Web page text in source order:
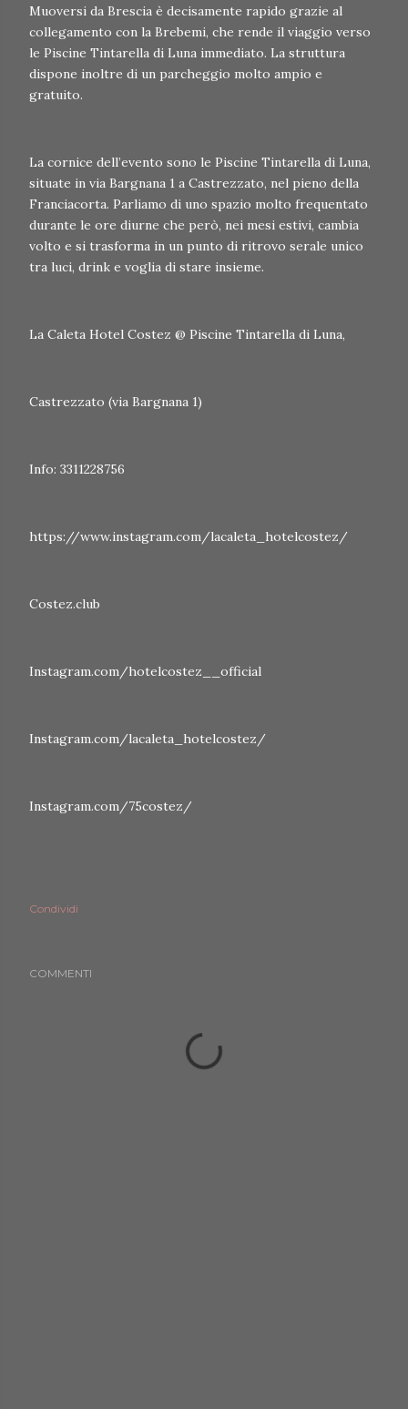
Muoversi da Brescia è decisamente rapido grazie al
collegamento con la Brebemi, che rende il viaggio verso
le Piscine Tintarella di Luna immediato. La struttura
dispone inoltre di un parcheggio molto ampio e
gratuito.
La cornice dell’evento sono le Piscine Tintarella di Luna,
situate in via Bargnana 1 a Castrezzato, nel pieno della
Franciacorta. Parliamo di uno spazio molto frequentato
durante le ore diurne che però, nei mesi estivi, cambia
volto e si trasforma in un punto di ritrovo serale unico
tra luci, drink e voglia di stare insieme.
La Caleta Hotel Costez @ Piscine Tintarella di Luna,
Castrezzato (via Bargnana 1)
Info: 3311228756
https://www.instagram.com/lacaleta_hotelcostez/
Costez.club
Instagram.com/hotelcostez__official
Instagram.com/lacaleta_hotelcostez/
Instagram.com/75costez/
Condividi
COMMENTI